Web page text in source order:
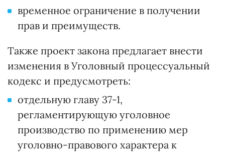
временное ограничение в получении
прав и преимуществ.
Также проект закона предлагает внести
изменения в Уголовный процессуальный
кодекс и предусмотреть:
отдельную главу 37-1,
регламентирующую уголовное
производство по применению мер
уголовно-правового характера к